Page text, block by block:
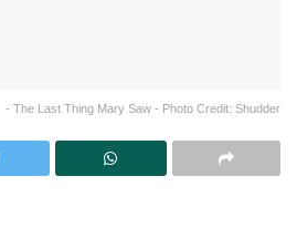
- The Last Thing Mary Saw - Photo Credit: Shudder